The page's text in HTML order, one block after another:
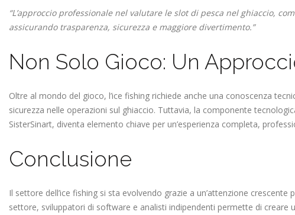
“L’approccio professionale nel valutare le slot di pesca nel ghiaccio,
assicurando trasparenza, sicurezza e maggiore divertimento.”
Non Solo Gioco: Un
Oltre al mondo del gioco, l’ice fishing richiede anche una conoscenza
sicurezza nelle operazioni sul ghiaccio. Tuttavia, la componente
SisterSinart, diventa elemento chiave per un’esperienza completa,
Conclusione
Il settore dell’ice fishing si sta evolvendo grazie a un’attenzione
settore, sviluppatori di software e analisti indipendenti permette di